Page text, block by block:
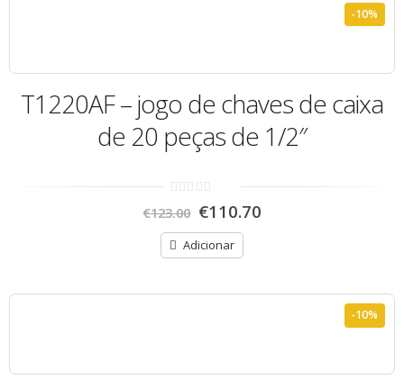
-10%
T1220AF – jogo de chaves de caixa
de 20 peças de 1/2″
out
5
€123.00 €110.70
Adicionar
-10%